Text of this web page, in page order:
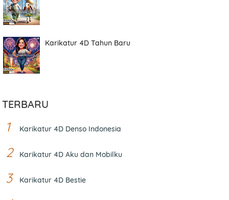
Karikatur 4D Tahun Baru
TERBARU
Karikatur 4D Denso Indonesia
Karikatur 4D Aku dan Mobilku
Karikatur 4D Bestie